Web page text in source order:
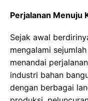
Perjalanan Menuju
Sejak awal
mengalami
menandai
industri bahan
dengan berbagai